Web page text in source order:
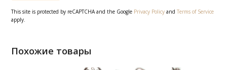
This site is protected by reCAPTCHA and the Google Privacy Policy andTerms of Service
apply.
Похожие товары